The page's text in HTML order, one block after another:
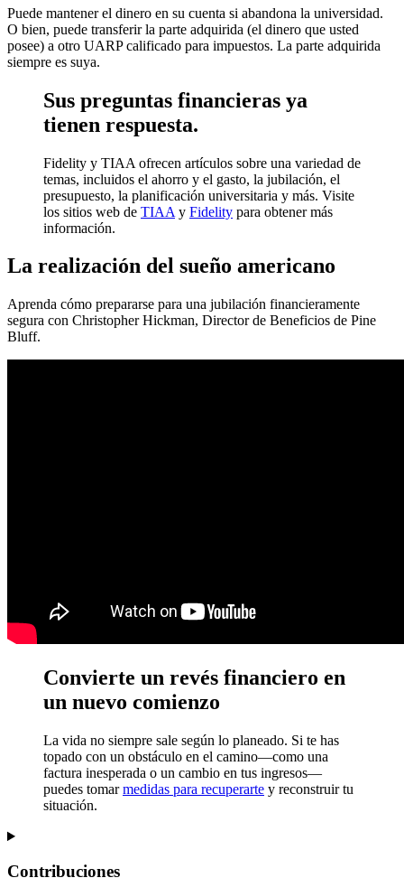
Puede mantener el dinero en su cuenta si abandona la universidad.
O bien, puede transferir la parte adquirida (el dinero que usted
posee) a otro UARP calificado para impuestos. La parte adquirida
siempre es suya.
Sus preguntas financieras ya
tienen respuesta.
Fidelity y TIAA ofrecen artículos sobre una variedad de
temas, incluidos el ahorro y el gasto, la jubilación, el
presupuesto, la planificación universitaria y más. Visite
los sitios web de TIAA y Fidelity para obtener más
información.
La realización del sueño americano
Aprenda cómo prepararse para una jubilación financieramente
segura con Christopher Hickman, Director de Beneficios de Pine
Bluff.
Convierte un revés financiero en
un nuevo comienzo
La vida no siempre sale según lo planeado. Si te has
topado con un obstáculo en el camino—como una
factura inesperada o un cambio en tus ingresos—
puedes tomarmedidas para recuperarte y reconstruir tu
situación.
Contribuciones